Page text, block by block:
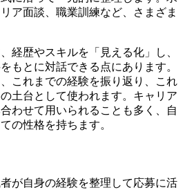
ア面談、職業訓練など、さまざま
経歴やスキルを「見える化」し、
もとに対話できる点にあります。
これまでの経験を振り返り、これ
土台として使われます。キャリア
わせて用いられることも多く、自
の性格を持ちます。
が自身の経験を整理して応募に活